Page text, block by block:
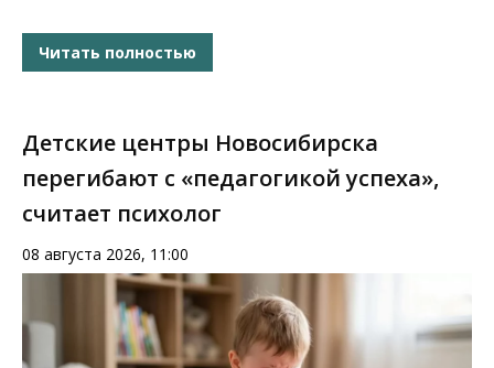
Читать полностью
Детские центры Новосибирска
перегибают с «педагогикой успеха»,
считает психолог
08 августа 2026, 11:00